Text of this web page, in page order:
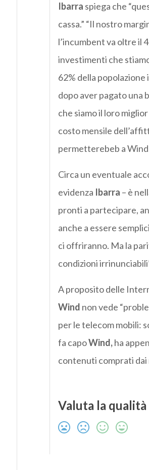
Ibarra spiega che
cassa.” “Il nostro
l’incumbent va oltre il
investimenti che
62% della popolazione
dopo aver pagato una
che siamo il loro
costo mensile
permetterebeb a
Circa un eventuale
evidenza Ibarra – è
pronti a partecipare,
anche a essere
ci offriranno. Ma la
condizioni
A proposito delle
Wind non vede
per le telecom mobili:
fa capoWind,ha
contenuti comprati
Valuta la